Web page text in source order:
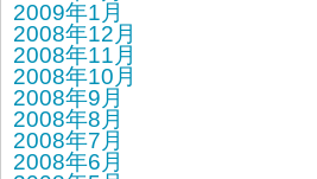
2009年1月
2008年12月
2008年11月
2008年10月
2008年9月
2008年8月
2008年7月
2008年6月